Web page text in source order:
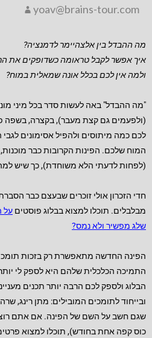
yoav@brains-tour.com
מה ההבדל בין אלצהיימר לדמנציה?
איך אפשר לקבל טראומה כשדופקים את
ולמה אין לכם בכלל אונה שמאלית במוח?
"מה ההבדל" באה לעשות סדר בכל מיני
(ולפעמים גם קצת מעבר), בקצרה, בשפה
לכם כמה מיתוסים ולהפיל אסימונים
המוח שלכם. הפינות הקרובות כבר
(לפחות לדעתי הלא משוחדת), כך שיש
חדי הזכרון אולי זוכרים שבעצם כבר
מבלבלים. תוכלו למצוא בבלוג פוסטיםעל
שלג מפשיר ולא נמס?
הפינה החדשה מתאפשרת רק בזכות
התמיכה הכלכלית שלהם היא לספק לי
הבלוג ולספק לכם הרבה יותר תכנים
ובייחוד לתומכים המובילים: מתן רינג,
שגם חשב על השם של הפינה. אם אתם
כוס קפה אחת בחודש), תוכלו למצוא